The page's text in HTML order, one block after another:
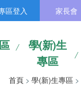
區登入 家長會
學(新)生
專區
首頁 > 學(新)生專區 >